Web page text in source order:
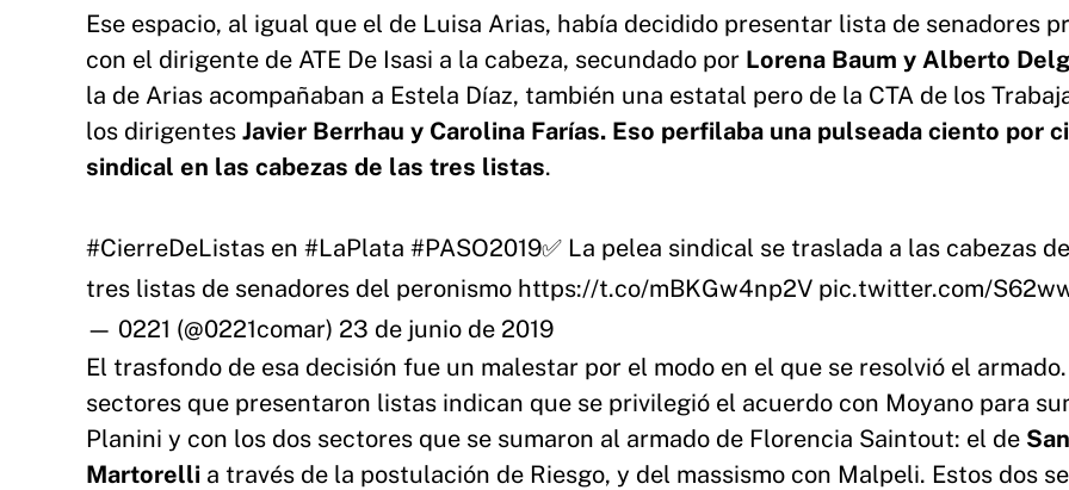
Ese espacio, al igual que el de Luisa Arias, había decidido presentar lista de senadores
con el dirigente de ATE De Isasi a la cabeza, secundado por Lorena Baum y Alberto
la de Arias acompañaban a Estela Díaz, también una estatal pero de la CTA de los
los dirigentes Javier Berrhau y Carolina Farías. Eso perfilaba una pulseada ciento por
sindical en las cabezas de las tres listas.
#CierreDeListas en #LaPlata #PASO2019✅ La pelea sindical se traslada a las cabezas
tres listas de senadores del peronismo https://t.co/mBKGw4np2V pic.twitter.com/
— 0221 (@0221comar) 23 de junio de 2019
El trasfondo de esa decisión fue un malestar por el modo en el que se resolvió el
sectores que presentaron listas indican que se privilegió el acuerdo con Moyano para
Planini y con los dos sectores que se sumaron al armado de Florencia Saintout: el de
Martorelli a través de la postulación de Riesgo, y del massismo con Malpeli. Estos dos